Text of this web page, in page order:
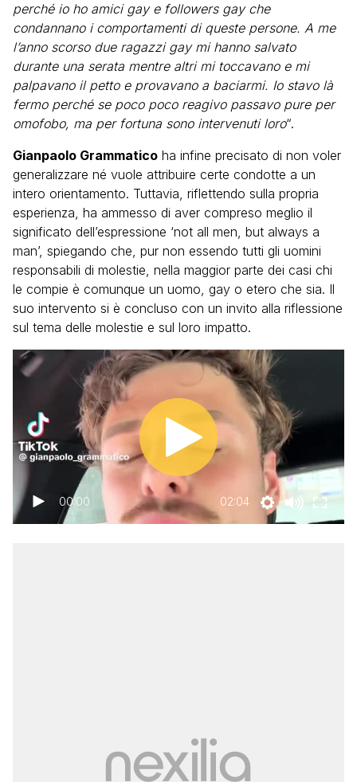
perché io ho amici gay e followers gay che
condannano i comportamenti di queste persone. A me
l’anno scorso due ragazzi gay mi hanno salvato
durante una serata mentre altri mi toccavano e mi
palpavano il petto e provavano a baciarmi. Io stavo là
fermo perché se poco poco reagivo passavo pure per
omofobo, ma per fortuna sono intervenuti loro“.
Gianpaolo Grammatico ha infine precisato di non voler
generalizzare né vuole attribuire certe condotte a un
intero orientamento. Tuttavia, riflettendo sulla propria
esperienza, ha ammesso di aver compreso meglio il
significato dell’espressione ‘not all men, but always a
man’, spiegando che, pur non essendo tutti gli uomini
responsabili di molestie, nella maggior parte dei casi chi
le compie è comunque un uomo, gay o etero che sia. Il
suo intervento si è concluso con un invito alla riflessione
sul tema delle molestie e sul loro impatto.
00:00 02:04